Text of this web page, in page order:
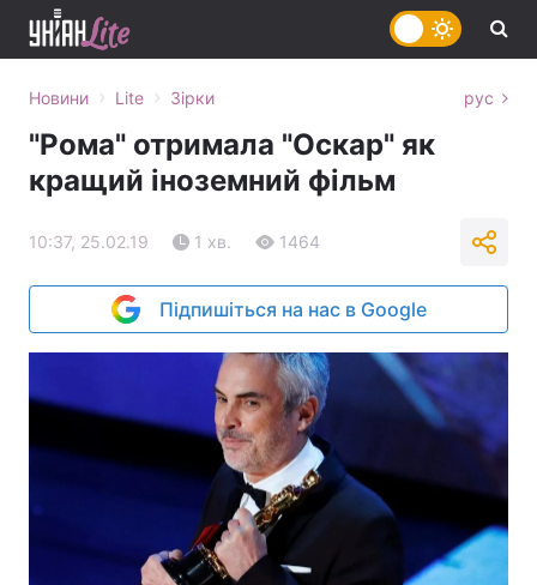
Новини › Lite › Зірки рус
"Рома" отримала "Оскар" як
кращий іноземний фільм
10:37, 25.02.19 1 хв. 1464
Підпишіться на нас в Google